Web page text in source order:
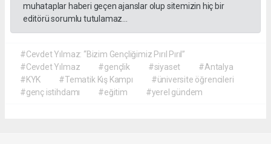
muhataplar haberi geçen ajanslar olup sitemizin hiç bir
editörü sorumlu tutulamaz...
#Cevdet Yılmaz: “Bizim Gençliğimiz Pırıl Pırıl”
#Cevdet Yılmaz
#gençlik #siyaset
#Antalya
#KYK
#Tematik Kış Kampı
#üniversite öğrencileri
#genç istihdamı
#eğitim #yerel gündem